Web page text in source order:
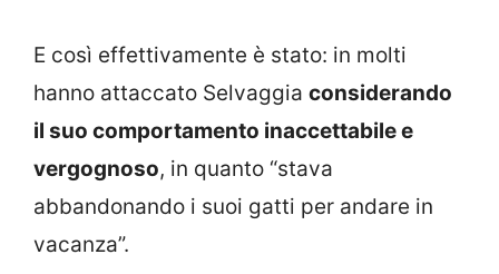
E così effettivamente è stato: in molti
hanno attaccato Selvaggia considerando
il suo comportamento inaccettabile e
vergognoso, in quanto “stava
abbandonando i suoi gatti per andare in
vacanza”.